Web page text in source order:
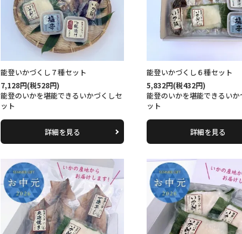
能登いかづくし７種セット
7,128円(税528円)
能登のいかを堪能できるいかづくしセ
ット
詳細を見る
能登いかづくし６種セット
5,832円(税432円)
能登のいかを堪能できるいか
ット
詳細を見る